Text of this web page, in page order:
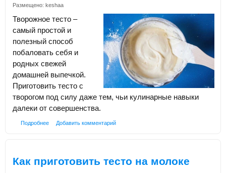
Размещено: keshaa
Творожное тесто –
самый простой и
полезный способ
побаловать себя и
родных свежей
домашней выпечкой.
Приготовить тесто с
творогом под силу даже тем, чьи кулинарные навыки
далеки от совершенства.
Подробнее Добавить комментарий
Как приготовить тесто на молоке